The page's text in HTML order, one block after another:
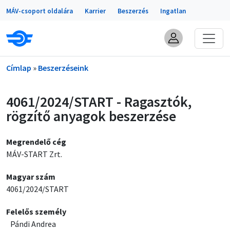
Ugrás a tartalomra
Portálok
MÁV-csoport oldalára Karrier Beszerzés Ingatlan
Morzsa
Címlap Beszerzéseink
4061/2024/START - Ragasztók,
rögzítő anyagok beszerzése
Megrendelő cég
MÁV-START Zrt.
Magyar szám
4061/2024/START
Felelős személy
Pándi Andrea